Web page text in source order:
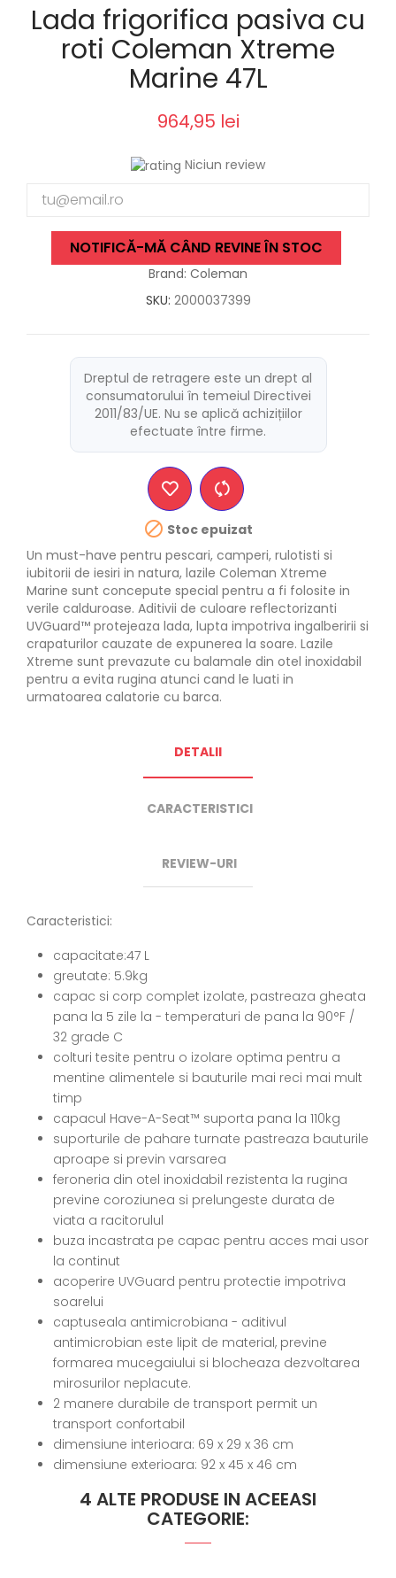
Lada frigorifica pasiva cu
roti Coleman Xtreme
Marine 47L
964,95 lei
Niciun review
NOTIFICĂ-MĂ CÂND REVINE ÎN STOC
Brand: Coleman
SKU: 2000037399
Dreptul de retragere este un drept al
consumatorului în temeiul Directivei
2011/83/UE. Nu se aplică achizițiilor
efectuate între firme.
 Stoc epuizat
Un must-have pentru pescari, camperi, rulotisti si
iubitorii de iesiri in natura, lazile Coleman Xtreme
Marine sunt concepute special pentru a fi folosite in
verile calduroase. Aditivii de culoare reflectorizanti
UVGuard™ protejeaza lada, lupta impotriva ingalberirii si
crapaturilor cauzate de expunerea la soare. Lazile
Xtreme sunt prevazute cu balamale din otel inoxidabil
pentru a evita rugina atunci cand le luati in
urmatoarea calatorie cu barca.
DETALII
CARACTERISTICI
REVIEW-URI
Caracteristici:
capacitate:47 L
greutate: 5.9kg
capac si corp complet izolate, pastreaza gheata
pana la 5 zile la - temperaturi de pana la 90°F /
32 grade C
colturi tesite pentru o izolare optima pentru a
mentine alimentele si bauturile mai reci mai mult
timp
capacul Have-A-Seat™ suporta pana la 110kg
suporturile de pahare turnate pastreaza bauturile
aproape si previn varsarea
feroneria din otel inoxidabil rezistenta la rugina
previne coroziunea si prelungeste durata de
viata a racitorulul
buza incastrata pe capac pentru acces mai usor
la continut
acoperire UVGuard pentru protectie impotriva
soarelui
captuseala antimicrobiana - aditivul
antimicrobian este lipit de material, previne
formarea mucegaiului si blocheaza dezvoltarea
mirosurilor neplacute.
2 manere durabile de transport permit un
transport confortabil
dimensiune interioara: 69 x 29 x 36 cm
dimensiune exterioara: 92 x 45 x 46 cm
4 ALTE PRODUSE IN ACEEASI
CATEGORIE: